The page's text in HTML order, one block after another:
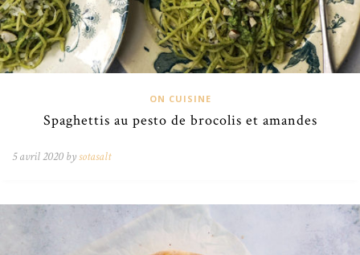
ON CUISINE
Spaghettis au pesto de brocolis et amandes
5 avril 2020 bysotasalt